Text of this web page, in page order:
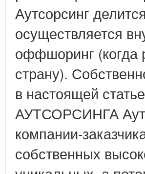
Аутсорсинг
осуществляется
оффшоринг (когда
страну).
в настоящей
АУТСОРСИНГА
компании-
собственных